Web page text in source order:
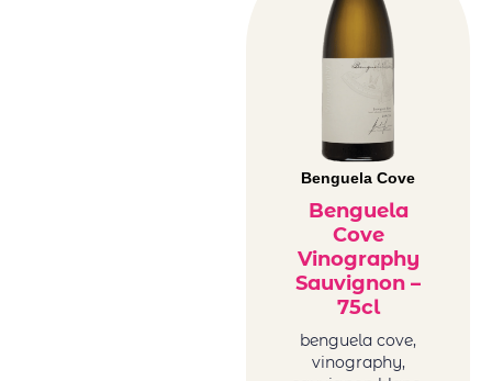
Benguela Cove
Benguela
Cove
Vinography
Sauvignon –
75cl
benguela cove,
vinography,